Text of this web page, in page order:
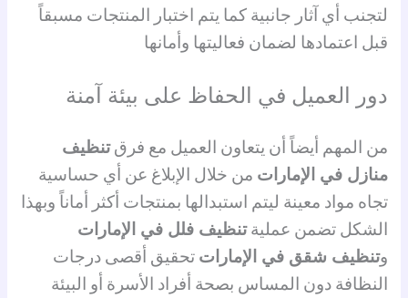
لتجنب أي آثار جانبية كما يتم اختبار المنتجات مسبقاً
قبل اعتمادها لضمان فعاليتها وأمانها
دور العميل في الحفاظ على بيئة آمنة
من المهم أيضاً أن يتعاون العميل مع فرقتنظيف
منازل في الإمارات من خلال الإبلاغ عن أي حساسية
تجاه مواد معينة ليتم استبدالها بمنتجات أكثر أماناً وبهذا
الشكل تضمن عمليةتنظيف فلل في الإمارات
وتنظيف شقق في الإمارات تحقيق أقصى درجات
النظافة دون المساس بصحة أفراد الأسرة أو البيئة